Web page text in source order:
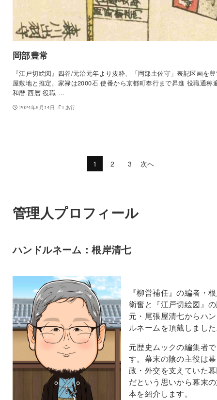
岡部豊常
『江戸切絵図』四谷/元治元年より抜粋、「岡部土佐守」表記区画を
屋敷地と推定。家禄は2000石 使番から京都町奉行まで昇進 役職通称
和暦 西暦 役職 …
2024年9月14日 あ行
1 2 3 次へ
管理人プロフィール
ハンドルネーム：根岸清七
『柳営補任』の編者・
衛奮と『江戸切絵図』
元・尾張屋清七からハ
ルネームを頂戴しまし
元歴史ムックの編集者で
す。幕末の陰の主役は幕
政・外交を支えていた
だという思いから幕末
本を紹介します。